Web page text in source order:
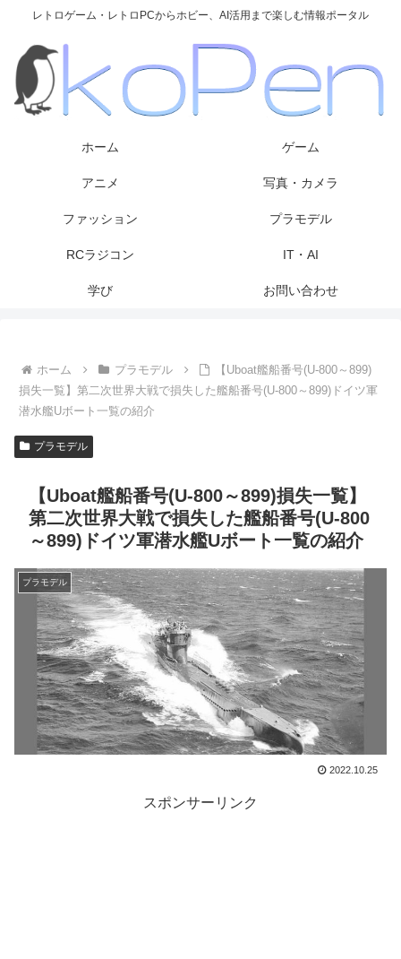
レトロゲーム・レトロPCからホビー、AI活用まで楽しむ情報ポータル
ホーム ゲーム
アニメ 写真・カメラ
ファッション プラモデル
RCラジコン IT・AI
学び お問い合わせ
ホーム プラモデル
【Uboat艦船番号(U-800～899)
損失一覧】第二次世界大戦で損失した艦船番号(U-800～899)ドイツ軍
潜水艦Uボート一覧の紹介
プラモデル
【Uboat艦船番号(U-800～899)損失一覧】
第二次世界大戦で損失した艦船番号(U-800
～899)ドイツ軍潜水艦Uボート一覧の紹介
プラモデル
2022.10.25
スポンサーリンク